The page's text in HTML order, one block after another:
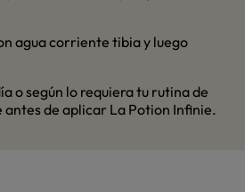
agua corriente tibia y luego
o según lo requiera tu rutina de
antes de aplicar La Potion Infinie.